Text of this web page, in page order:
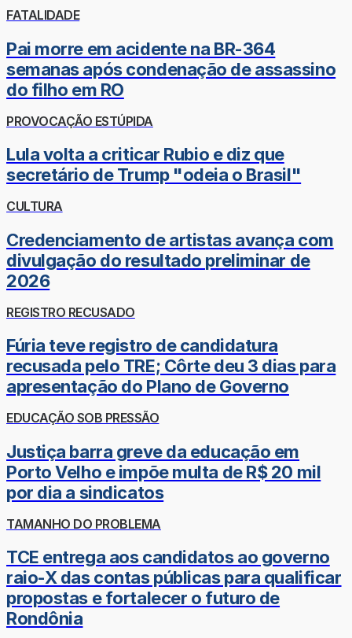
FATALIDADE
Pai morre em acidente na BR-364
semanas após condenação de assassino
do filho em RO
PROVOCAÇÃO ESTÚPIDA
Lula volta a criticar Rubio e diz que
secretário de Trump "odeia o Brasil"
CULTURA
Credenciamento de artistas avança com
divulgação do resultado preliminar de
2026
REGISTRO RECUSADO
Fúria teve registro de candidatura
recusada pelo TRE; Côrte deu 3 dias para
apresentação do Plano de Governo
EDUCAÇÃO SOB PRESSÃO
Justiça barra greve da educação em
Porto Velho e impõe multa de R$ 20 mil
por dia a sindicatos
TAMANHO DO PROBLEMA
TCE entrega aos candidatos ao governo
raio-X das contas públicas para qualificar
propostas e fortalecer o futuro de
Rondônia